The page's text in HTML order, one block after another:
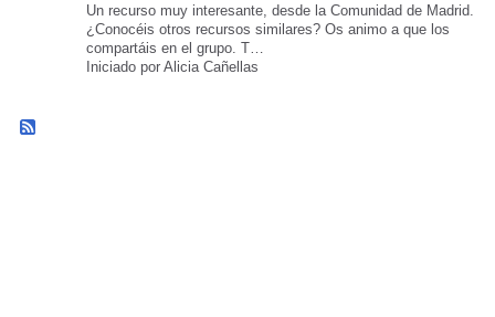
Un recurso muy interesante, desde la Comunidad de Madrid.
¿Conocéis otros recursos similares? Os animo a que los
compartáis en el grupo. T…
Iniciado por Alicia Cañellas